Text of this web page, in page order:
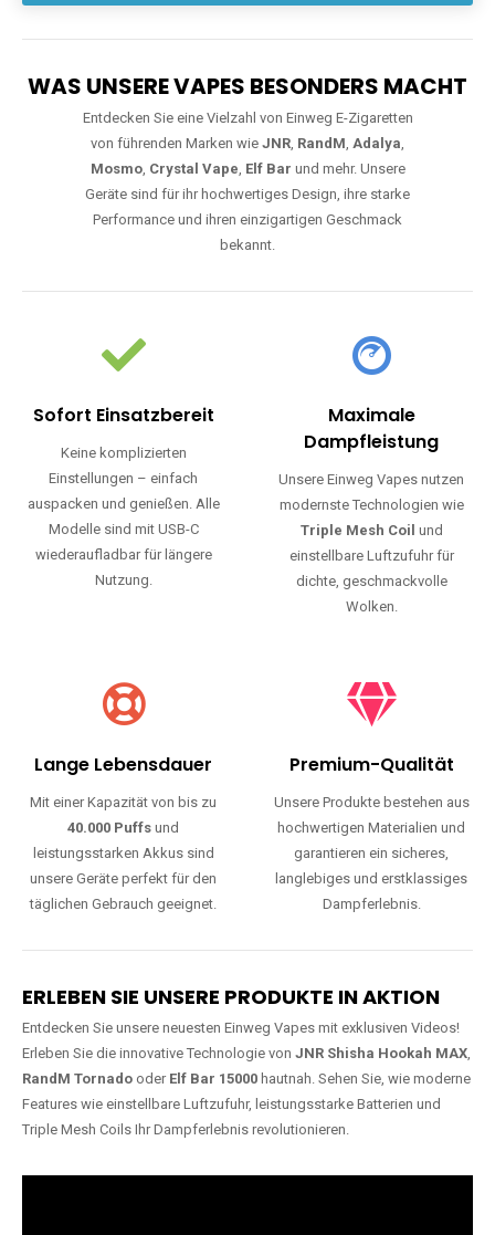
WAS UNSERE VAPES BESONDERS MACHT
Entdecken Sie eine Vielzahl von Einweg E-Zigaretten
von führenden Marken wie JNR, RandM, Adalya,
Mosmo, Crystal Vape, Elf Bar und mehr. Unsere
Geräte sind für ihr hochwertiges Design, ihre starke
Performance und ihren einzigartigen Geschmack
bekannt.
Sofort Einsatzbereit
Keine komplizierten
Einstellungen – einfach
auspacken und genießen. Alle
Modelle sind mit USB-C
wiederaufladbar für längere
Nutzung.
Maximale
Dampfleistung
Unsere Einweg Vapes nutzen
modernste Technologien wie
Triple Mesh Coil und
einstellbare Luftzufuhr für
dichte, geschmackvolle
Wolken.
Lange Lebensdauer
Mit einer Kapazität von bis zu
40.000 Puffs und
leistungsstarken Akkus sind
unsere Geräte perfekt für den
täglichen Gebrauch geeignet.
Premium-Qualität
Unsere Produkte bestehen aus
hochwertigen Materialien und
garantieren ein sicheres,
langlebiges und erstklassiges
Dampferlebnis.
ERLEBEN SIE UNSERE PRODUKTE IN AKTION
Entdecken Sie unsere neuesten Einweg Vapes mit exklusiven Videos!
Erleben Sie die innovative Technologie von JNR Shisha Hookah MAX,
RandM Tornado oder Elf Bar 15000 hautnah. Sehen Sie, wie moderne
Features wie einstellbare Luftzufuhr, leistungsstarke Batterien und
Triple Mesh Coils Ihr Dampferlebnis revolutionieren.